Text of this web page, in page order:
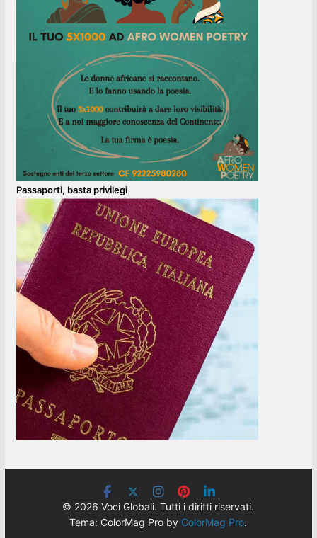
Passaporti, basta privilegi
© 2026 Voci Globali. Tutti i diritti riservati.
Tema: ColorMag Pro by ColorMag Pro.